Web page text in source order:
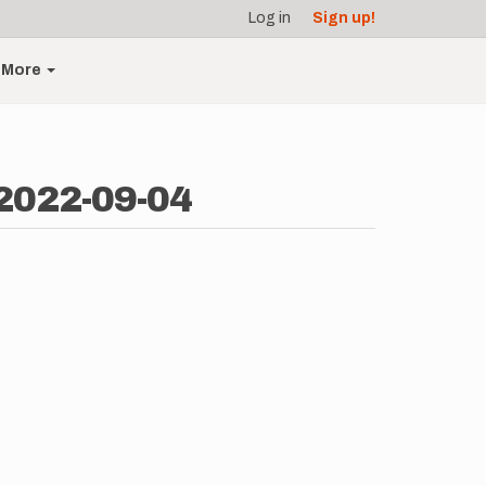
Log in Sign up!
More
09-04